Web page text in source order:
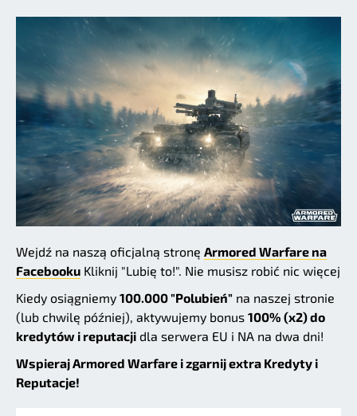
Wejdź na naszą oficjalną stronę Armored Warfare na
Facebooku Kliknij "Lubię to!". Nie musisz robić nic więcej
Kiedy osiągniemy 100.000 "Polubień" na naszej stronie
(lub chwilę później), aktywujemy bonus 100% (x2) do
kredytów i reputacji dla serwera EU i NA na dwa dni!
Wspieraj Armored Warfare i zgarnij extra Kredyty i
Reputacje!